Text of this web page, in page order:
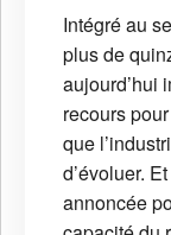
Intégré au
plus de
aujourd’hui
recours
que
d’évoluer.
annoncée